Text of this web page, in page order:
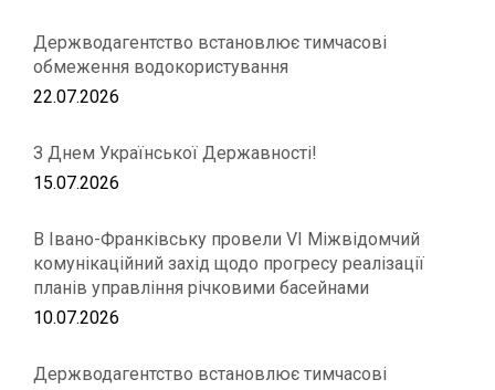
Держводагентство встановлює тимчасові
обмеження водокористування
22.07.2026
З Днем Української Державності!
15.07.2026
В Івано-Франківську провели VІ Міжвідомчий
комунікаційний захід щодо прогресу реалізації
планів управління річковими басейнами
10.07.2026
Держводагентство встановлює тимчасові